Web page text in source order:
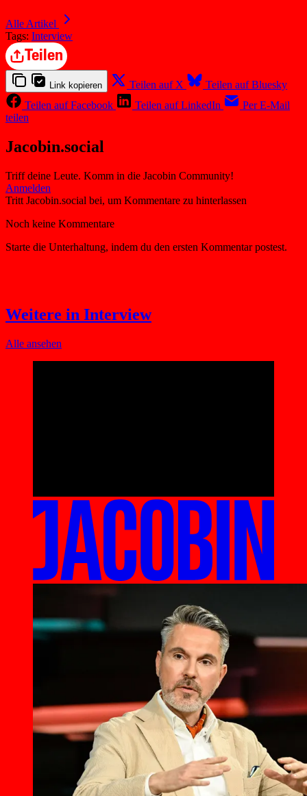
Alle Artikel
Tags: Interview
Teilen
Link kopieren Teilen auf X
Teilen auf Bluesky
Teilen auf Facebook
Teilen auf LinkedIn
Per E-Mail
teilen
Jacobin.social
Triff deine Leute. Komm in die Jacobin Community!
Weitere in Interview
Alle ansehen